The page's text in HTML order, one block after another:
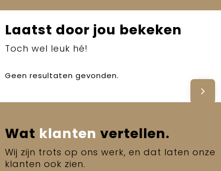
Laatst door jou bekeken
Toch wel leuk hé!
Geen resultaten gevonden.
Wat klanten vertellen.
Wij zijn trots op ons werk, en dat laten onze
klanten ook zien.